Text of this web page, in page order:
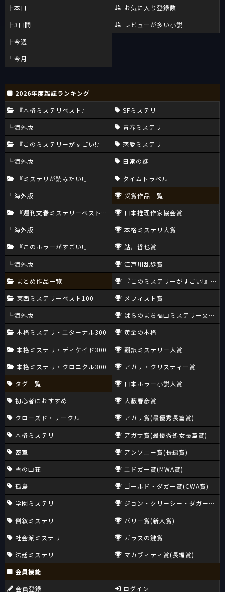
本日
3日間
今週
今月
お気に入り登録数
レビューが多い小説
2026年度雑誌ランキング
『本格ミステリベスト』
海外版
『このミステリーがすごい!』
海外版
『ミステリが読みたい!』
海外版
『週刊文春ミステリーベスト10』
海外版
『このホラーがすごい!』
海外版
まとめ作品一覧
東西ミステリーベスト100
海外版
本格ミステリ・エターナル300
本格ミステリ・ディケイド300
本格ミステリ・クロニクル300
タグ一覧
初心者におすすめ
クローズド・サークル
本格ミステリ
密室
雪の山荘
孤島
学園ミステリ
倒叙ミステリ
社会派ミステリ
法廷ミステリ
SFミステリ
青春ミステリ
恋愛ミステリ
日常の謎
タイムトラベル
受賞作品一覧
日本推理作家協会賞
本格ミステリ大賞
鮎川哲也賞
江戸川乱歩賞
『このミステリーがすごい!』大賞
メフィスト賞
ばらのまち福山ミステリー文学新
黄金の本格
翻訳ミステリー大賞
アガサ・クリスティー賞
日本ホラー小説大賞
大藪春彦賞
アガサ賞(最優秀長篇賞)
アガサ賞(最優秀処女長篇賞)
アンソニー賞(長編賞)
エドガー賞(MWA賞)
ゴールド・ダガー賞(CWA賞)
ジョン・クリーシー・ダガー賞
バリー賞(新人賞)
ガラスの鍵賞
マカヴィティ賞(長編賞)
会員機能
会員登録
ログイン